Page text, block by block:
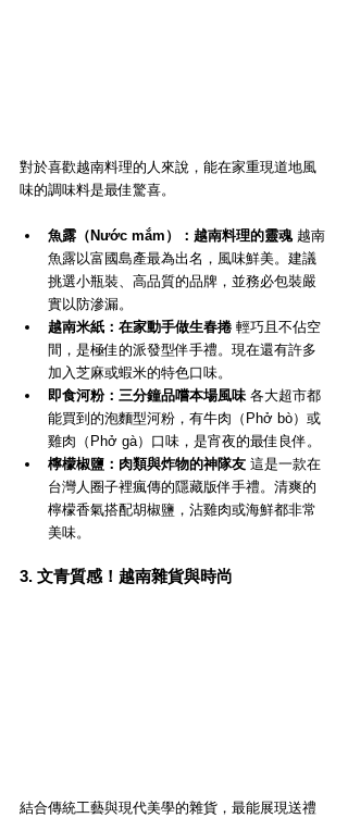
對於喜歡越南料理的人來說，能在家重現道地風
味的調味料是最佳驚喜。
魚露（Nước mắm）：越南料理的靈魂 越南
魚露以富國島產最為出名，風味鮮美。建議
挑選小瓶裝、高品質的品牌，並務必包裝嚴
實以防滲漏。
越南米紙：在家動手做生春捲 輕巧且不佔空
間，是極佳的派發型伴手禮。現在還有許多
加入芝麻或蝦米的特色口味。
即食河粉：三分鐘品嚐本場風味 各大超市都
能買到的泡麵型河粉，有牛肉（Phở bò）或
雞肉（Phở gà）口味，是宵夜的最佳良伴。
檸檬椒鹽：肉類與炸物的神隊友 這是一款在
台灣人圈子裡瘋傳的隱藏版伴手禮。清爽的
檸檬香氣搭配胡椒鹽，沾雞肉或海鮮都非常
美味。
3. 文青質感！越南雜貨與時尚
結合傳統工藝與現代美學的雜貨，最能展現送禮